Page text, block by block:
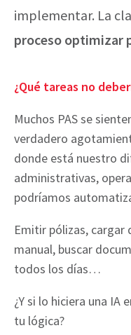
implementar. La
proceso optimizar
¿Qué tareas no
Muchos PAS se
verdadero
donde está nuestro
administrativas,
podríamos
Emitir pólizas, cargar
manual, buscar
todos los días…
¿Y si lo hiciera una IA
tu lógica?